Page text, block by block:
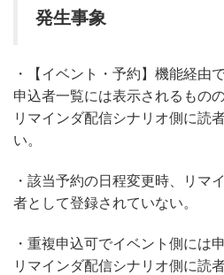
発生事象
・【イベント・予約】機能経由
申込者一覧には表示されるもの
リマインダ配信シナリオ側に読
い。
・該当予約の日程変更時、リマ
者として登録されていない。
・重複申込可でイベント側には
リマインダ配信シナリオ側に読